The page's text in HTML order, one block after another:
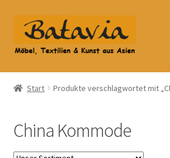
Zur
Navigation
springen
Zum
Inhalt
springen
Start
AGB
Start Produkte verschlagwortet mit
China Kommode